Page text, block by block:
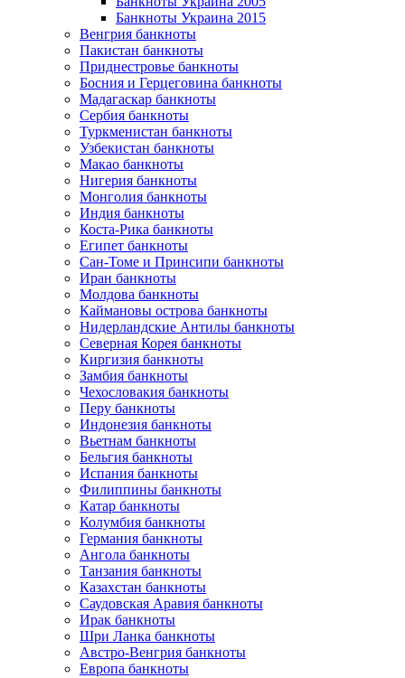
Банкноты Украина 2015
Венгрия банкноты
Пакистан банкноты
Приднестровье банкноты
Босния и Герцеговина банкноты
Мадагаскар банкноты
Сербия банкноты
Туркменистан банкноты
Узбекистан банкноты
Макао банкноты
Нигерия банкноты
Монголия банкноты
Индия банкноты
Коста-Рика банкноты
Египет банкноты
Сан-Томе и Принсипи банкноты
Иран банкноты
Молдова банкноты
Каймановы острова банкноты
Нидерландские Антилы банкноты
Северная Корея банкноты
Киргизия банкноты
Замбия банкноты
Чехословакия банкноты
Перу банкноты
Индонезия банкноты
Вьетнам банкноты
Бельгия банкноты
Испания банкноты
Филиппины банкноты
Катар банкноты
Колумбия банкноты
Германия банкноты
Ангола банкноты
Танзания банкноты
Казахстан банкноты
Саудовская Аравия банкноты
Ирак банкноты
Шри Ланка банкноты
Австро-Венгрия банкноты
Европа банкноты